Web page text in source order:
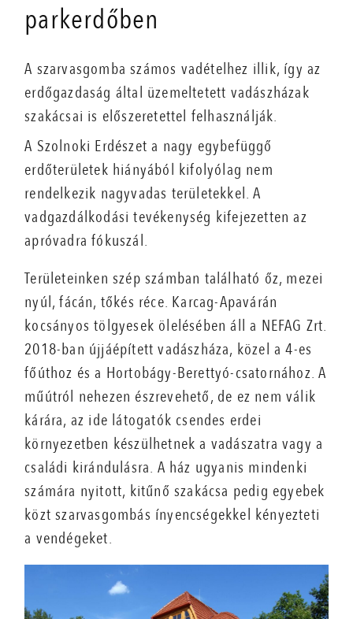
parkerdőben
A szarvasgomba számos vadételhez illik, így az
erdőgazdaság által üzemeltetett vadászházak
szakácsai is előszeretettel felhasználják.
A Szolnoki Erdészet a nagy egybefüggő
erdőterületek hiányából kifolyólag nem
rendelkezik nagyvadas területekkel. A
vadgazdálkodási tevékenység kifejezetten az
apróvadra fókuszál.
Területeinken szép számban található őz, mezei
nyúl, fácán, tőkés réce. Karcag-Apavárán
kocsányos tölgyesek ölelésében áll a NEFAG Zrt.
2018-ban újjáépített vadászháza, közel a 4-es
főúthoz és a Hortobágy-Berettyó-csatornához. A
műútról nehezen észrevehető, de ez nem válik
kárára, az ide látogatók csendes erdei
környezetben készülhetnek a vadászatra vagy a
családi kirándulásra. A ház ugyanis mindenki
számára nyitott, kitűnő szakácsa pedig egyebek
közt szarvasgombás ínyencségekkel kényezteti
a vendégeket.